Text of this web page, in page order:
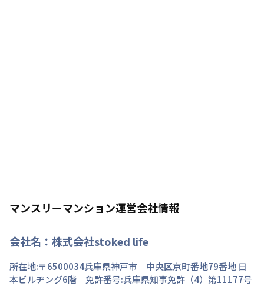
マンスリーマンション運営会社情報
会社名： 株式会社stoked life
所在地:〒6500034兵庫県神戸市 中央区京町番地79番地 日
本ビルヂング6階 ｜免許番号:兵庫県知事免許（4）第11177号